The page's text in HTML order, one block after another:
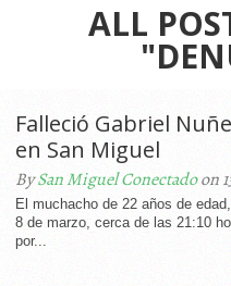
ALL
Falleció Gabriel
en San Miguel
BySan Miguel Conectadoon
El muchacho de 22 años de
8 de marzo, cerca de las 21:10
por...